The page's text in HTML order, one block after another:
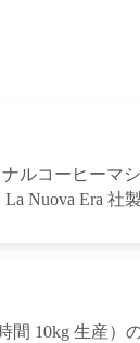
ルコーヒーマ
Nuova Era 社
10kg 生産）